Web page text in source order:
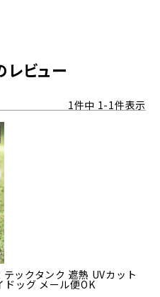
レビュー
1件中 1-1件表示
ックタンク 遮熱 UVカット
ドッグ メール便OK